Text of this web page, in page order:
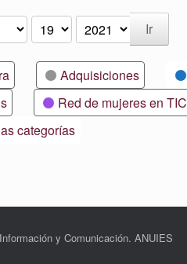
Adquisiciones
Red de mujeres en TIC
categorías
y Comunicación. ANUIES